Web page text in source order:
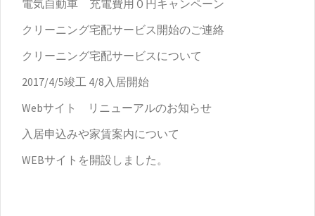
電気自動車 充電費用０円キャンペーン
クリーニング宅配サービス開始のご連絡
クリーニング宅配サービスについて
2017/4/5竣工 4/8入居開始
Webサイト リニューアルのお知らせ
入居申込みや家賃案内について
WEBサイトを開設しました。